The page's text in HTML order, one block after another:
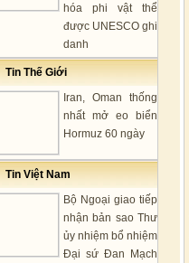
hóa phi vật thể
được UNESCO ghi
danh
Tin Thế Giới
Iran, Oman thống
nhất mở eo biển
Hormuz 60 ngày
Tin Việt Nam
Bộ Ngoại giao tiếp
nhận bản sao Thư
ủy nhiệm bổ nhiệm
Đại sứ Đan Mạch